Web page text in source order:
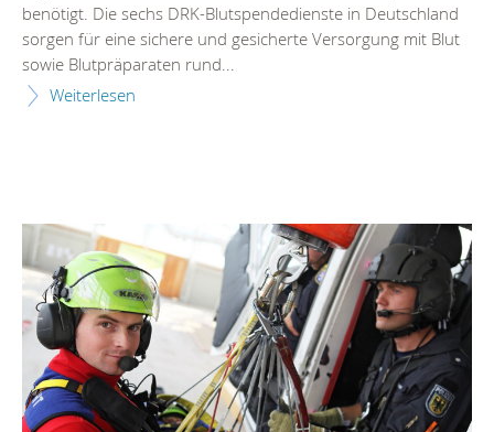
benötigt. Die sechs DRK-Blutspendedienste in Deutschland
sorgen für eine sichere und gesicherte Versorgung mit Blut
sowie Blutpräparaten rund...
Weiterlesen